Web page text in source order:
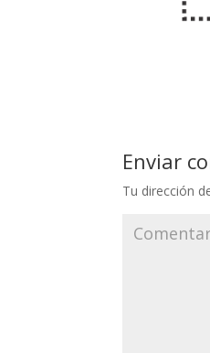
Enviar
Tu dirección